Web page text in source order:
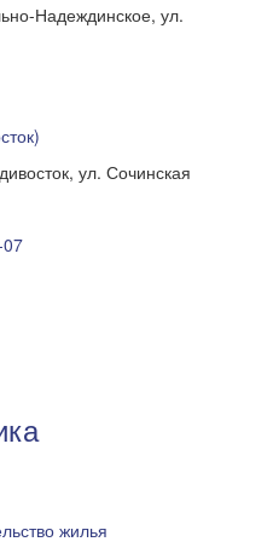
Надеждинское, ул.
ул. Сочинская
жилья